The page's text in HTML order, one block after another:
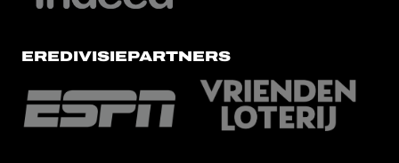
EREDIVISIEPARTNERS